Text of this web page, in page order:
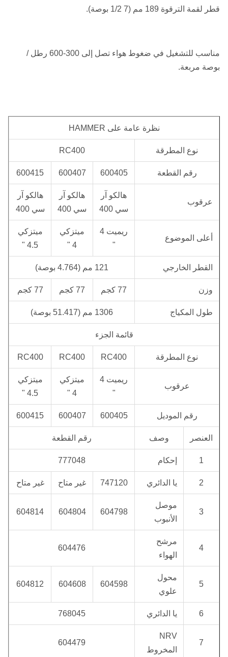
قطر لقمة الترقوة 189 مم (7 1/2 بوصة).
مناسب للتشغيل في ضغوط هواء تصل إلى 300-600 رطل /
بوصة مربعة.
نظرة عامة على HAMMER
نوع المطرقة RC400
رقم القطعة 600405
600407
600415
عرقوب
هالكو آر
سي 400
هالكو آر
سي 400
هالكو آر
سي 400
أعلى الموضوع
ريميت 4
"
ميتزكي
4 "
ميتزكي
4.5 "
القطر الخارجي 121 مم (4.764 بوصة)
وزن 77 كجم 77 كجم 77 كجم
طول المكياج 1306 مم (51.417 بوصة)
قائمة الجزء
نوع المطرقة RC400
RC400
RC400
عرقوب
ريميت 4
"
ميتزكي
4 "
ميتزكي
4.5 "
رقم الموديل 600405
600407
600415
العنصر وصف رقم القطعة
1 إحكام 777048
2 يا الدائري 747120 غير متاح غير متاح
3
موصل
الأنبوب
604798
604804
604814
4
مرشح
الهواء
604476
5
محول
علوي
604598
604608
604812
6 يا الدائري 768045
7
NRV
المخروط
604479